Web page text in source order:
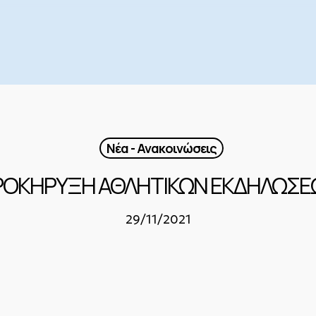
Νέα - Ανακοινώσεις
ΑΘΛΗΤΙΚΩΝ
29/11/2021